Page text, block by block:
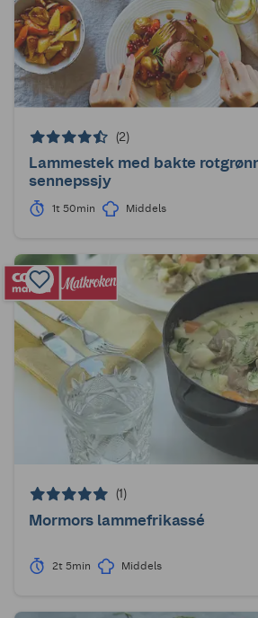
(2)
Lammestek med bakte
sennepssjy
1t 50min Middels
(1)
Mormors lammefrikassé
2t 5min Middels